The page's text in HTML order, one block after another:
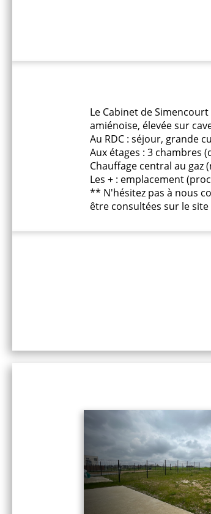
Le Cabinet de
amiénoise, élevée sur
Au RDC : séjour, grande
Aux étages : 3 chambres
Chauffage central au
Les + : emplacement
** N'hésitez pas à nous
être consultées sur le